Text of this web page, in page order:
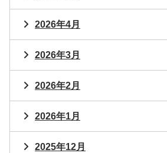
2026年4月
2026年3月
2026年2月
2026年1月
2025年12月